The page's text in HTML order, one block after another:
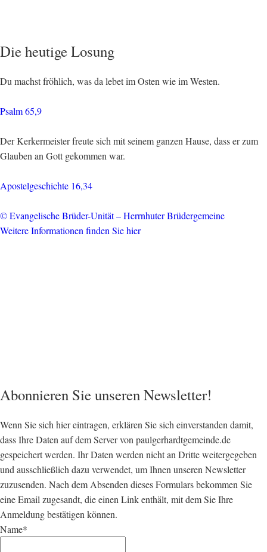
Die heutige Losung
Du machst fröhlich, was da lebet im Osten wie im Westen.
Psalm 65,9
Der Kerkermeister freute sich mit seinem ganzen Hause, dass er zum
Glauben an Gott gekommen war.
Apostelgeschichte 16,34
© Evangelische Brüder-Unität – Herrnhuter Brüdergemeine
Weitere Informationen finden Sie hier
Abonnieren Sie unseren Newsletter!
Wenn Sie sich hier eintragen, erklären Sie sich einverstanden damit,
dass Ihre Daten auf dem Server von paulgerhardtgemeinde.de
gespeichert werden. Ihr Daten werden nicht an Dritte weitergegeben
und ausschließlich dazu verwendet, um Ihnen unseren Newsletter
zuzusenden. Nach dem Absenden dieses Formulars bekommen Sie
eine Email zugesandt, die einen Link enthält, mit dem Sie Ihre
Anmeldung bestätigen können.
Name*